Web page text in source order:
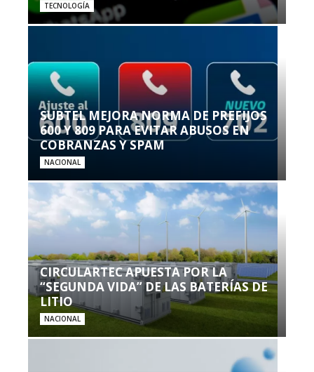
TECNOLOGÍA
SUBTEL MEJORA NORMA DE PREFIJOS
600 Y 809 PARA EVITAR ABUSOS EN
COBRANZAS Y SPAM
NACIONAL
CIRCULARTEC APUESTA POR LA
“SEGUNDA VIDA” DE LAS BATERÍAS DE
LITIO
NACIONAL